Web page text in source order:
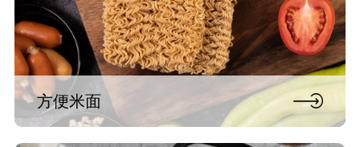
方便米面